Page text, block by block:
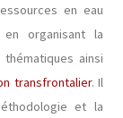
en eau
organisant la
ainsi
transfrontalier. Il
et la